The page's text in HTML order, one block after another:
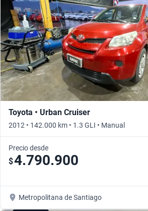
Toyota • Urban Cruiser
2012 • 142.000 km • 1.3 GLI • Manual
Precio desde
$4.790.900
Metropolitana de Santiago